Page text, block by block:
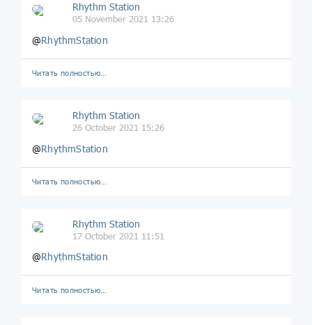
Rhythm Station
05 November 2021 13:26
@RhythmStation
Читать полностью…
Rhythm Station
26 October 2021 15:26
@RhythmStation
Читать полностью…
Rhythm Station
17 October 2021 11:51
@RhythmStation
Читать полностью…